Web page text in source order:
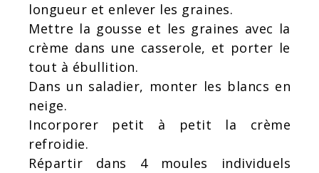
longueur et enlever les graines.
Mettre la gousse et les graines avec la
crème dans une casserole, et porter le
tout à ébullition.
Dans un saladier, monter les blancs en
neige.
Incorporer petit à petit la crème
refroidie.
Répartir dans 4 moules individuels